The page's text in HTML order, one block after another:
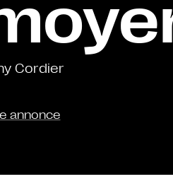
Cordier
annonce